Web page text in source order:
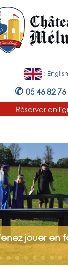
› English
✆ 05 46 82 76
Réserver
jouer en